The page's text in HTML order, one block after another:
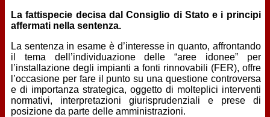
La fattispecie decisa dal Consiglio di Stato e i principi
affermati nella sentenza.
La sentenza in esame è d’interesse in quanto, affrontando
il tema dell’individuazione delle “aree idonee” per
l’installazione degli impianti a fonti rinnovabili (FER), offre
l’occasione per fare il punto su una questione controversa
e di importanza strategica, oggetto di molteplici interventi
normativi, interpretazioni giurisprudenziali e prese di
posizione da parte delle amministrazioni.